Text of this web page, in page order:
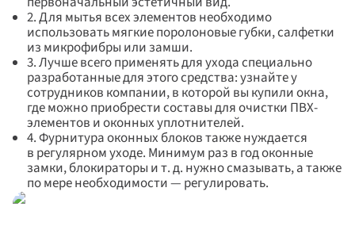
2. Для мытья всех элементов необходимо
использовать мягкие поролоновые губки, салфетки
из микрофибры или замши.
3. Лучше всего применять для ухода специально
разработанные для этого средства: узнайте у
сотрудников компании, в которой вы купили окна,
где можно приобрести составы для очистки ПВХ-
элементов и оконных уплотнителей.
4. Фурнитура оконных блоков также нуждается
в регулярном уходе. Минимум раз в год оконные
замки, блокираторы и т. д. нужно смазывать, а также
по мере необходимости — регулировать.